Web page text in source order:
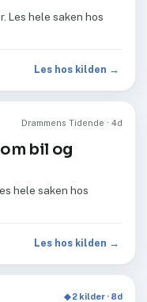
Les hele saken hos
Les hos kilden →
Drammens Tidende · 4d
bil og
hele saken hos
Les hos kilden →
◆ 2 kilder · 8d